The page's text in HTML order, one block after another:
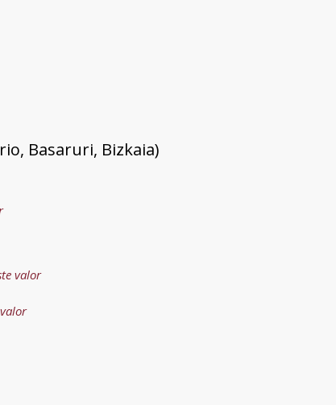
Basaruri, Bizkaia)
valor